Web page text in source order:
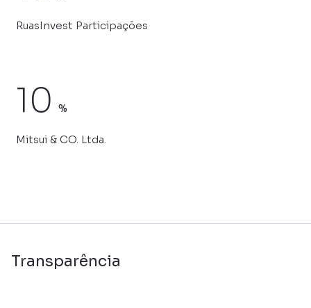
RuasInvest Participações
10 %
Mitsui & CO. Ltda.
Transparência